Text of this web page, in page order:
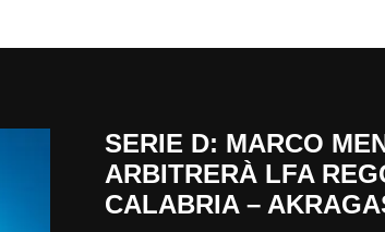
SERIE D: MARCO
ARBITRERÀ LFA
CALABRIA –